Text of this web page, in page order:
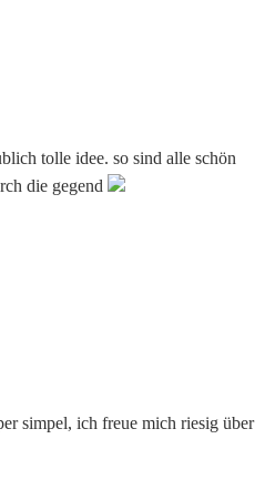
tolle idee. so sind alle schön
die gegend
simpel, ich freue mich riesig über